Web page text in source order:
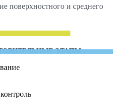
поверхностного и среднего
ЭТАПЫ